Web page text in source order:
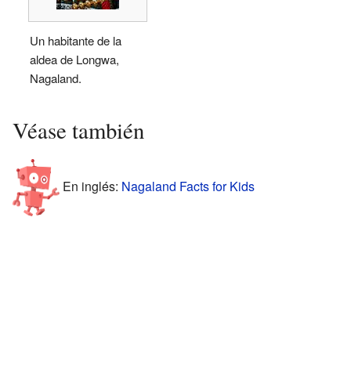
Un habitante de la
aldea de Longwa,
Nagaland.
Véase también
En inglés: Nagaland Facts for Kids